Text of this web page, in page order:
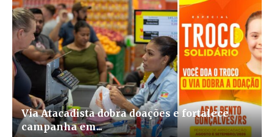
Via Atacadista dobra doações e fortalece
campanha em...